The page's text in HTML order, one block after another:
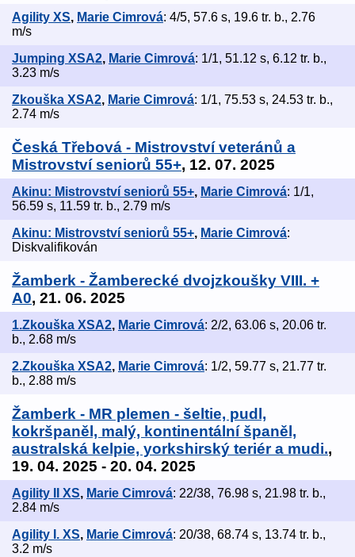
Agility XS, Marie Cimrová: 4/5, 57.6 s, 19.6 tr. b., 2.76
m/s
Jumping XSA2, Marie Cimrová: 1/1, 51.12 s, 6.12 tr. b.,
3.23 m/s
Zkouška XSA2, Marie Cimrová: 1/1, 75.53 s, 24.53 tr. b.,
2.74 m/s
Česká Třebová - Mistrovství veteránů a
Mistrovství seniorů 55+, 12. 07. 2025
Akinu: Mistrovství seniorů 55+, Marie Cimrová: 1/1,
56.59 s, 11.59 tr. b., 2.79 m/s
Akinu: Mistrovství seniorů 55+, Marie Cimrová:
Diskvalifikován
Žamberk - Žamberecké dvojzkoušky VIII. +
A0, 21. 06. 2025
1.Zkouška XSA2, Marie Cimrová: 2/2, 63.06 s, 20.06 tr.
b., 2.68 m/s
2.Zkouška XSA2, Marie Cimrová: 1/2, 59.77 s, 21.77 tr.
b., 2.88 m/s
Žamberk - MR plemen - šeltie, pudl,
kokršpaněl, malý, kontinentální španěl,
australská kelpie, yorkshirský teriér a mudi.,
19. 04. 2025 - 20. 04. 2025
Agility II XS, Marie Cimrová: 22/38, 76.98 s, 21.98 tr. b.,
2.84 m/s
Agility I. XS, Marie Cimrová: 20/38, 68.74 s, 13.74 tr. b.,
3.2 m/s